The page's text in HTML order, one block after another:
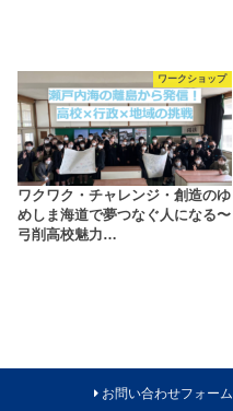
ワークショップ
ワクワク・チャレンジ・創造のゆ
めしま海道で夢つなぐ人になる〜
弓削高校魅力…
お問い合わせフォーム